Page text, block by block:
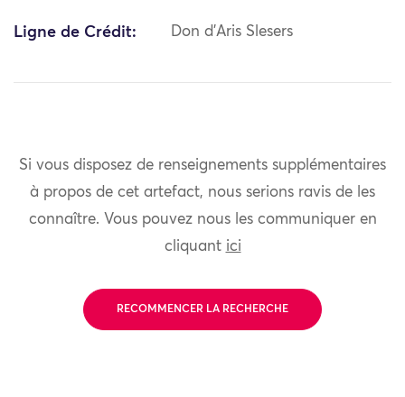
Ligne de Crédit: Don d'Aris Slesers
Si vous disposez de renseignements supplémentaires
à propos de cet artefact, nous serions ravis de les
connaître. Vous pouvez nous les communiquer en
cliquant ici
RECOMMENCER LA RECHERCHE